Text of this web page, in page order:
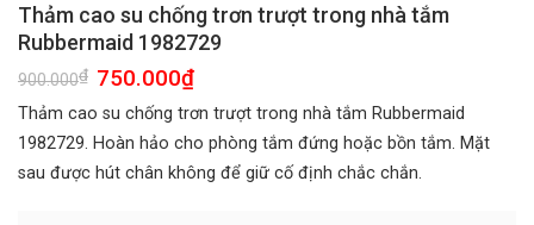
Thảm cao su chống trơn trượt trong nhà tắm
Rubbermaid 1982729
900.000₫ Giá
gốc
là:
900.000₫.
750.000₫Giá
tại
là:
750.000₫.
Thảm cao su chống trơn trượt trong nhà tắm Rubbermaid
1982729. Hoàn hảo cho phòng tắm đứng hoặc bồn tắm. Mặt
sau được hút chân không để giữ cố định chắc chắn.